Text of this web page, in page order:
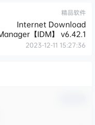
精品软件
Internet Download
【IDM】 v6.42.1
2023-12-11 15:27:36